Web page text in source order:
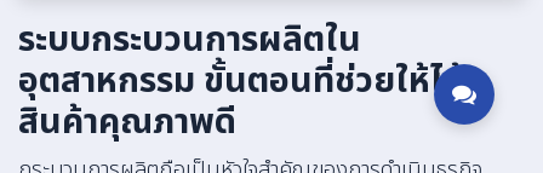
ระบบกระบวนการผลิตใน
อุตสาหกรรม ขั้นตอนที่ช่วยให้ได้
สินค้าคุณภาพดี